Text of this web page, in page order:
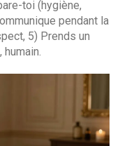
toi (hygiène,
pendant la
5) Prends un
humain.